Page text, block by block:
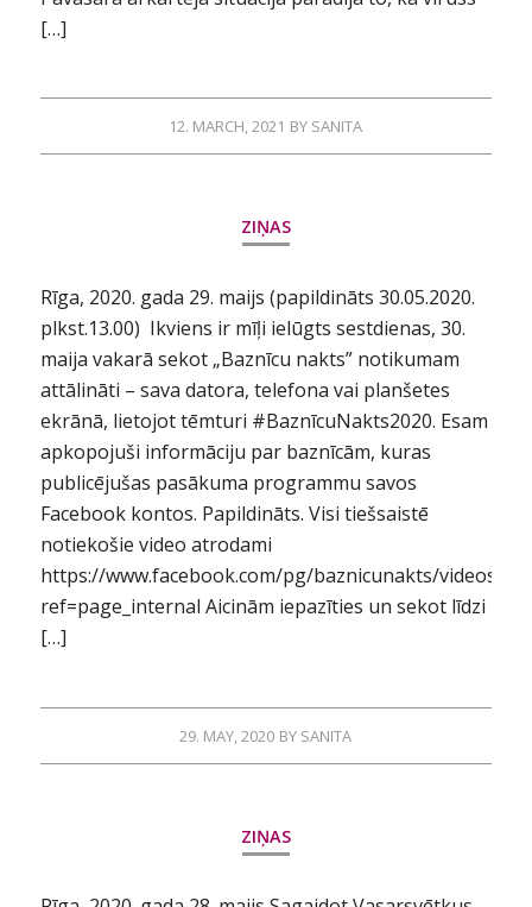
[…]
12. MARCH, 2021 BY SANITA
ZIŅAS
Rīga, 2020. gada 29. maijs (papildināts 30.05.2020.
plkst.13.00) Ikviens ir mīļi ielūgts sestdienas, 30.
maija vakarā sekot „Baznīcu nakts” notikumam
attālināti – sava datora, telefona vai planšetes
ekrānā, lietojot tēmturi #BaznīcuNakts2020. Esam
apkopojuši informāciju par baznīcām, kuras
publicējušas pasākuma programmu savos
Facebook kontos. Papildināts. Visi tiešsaistē
notiekošie video atrodami
https://www.facebook.com/pg/baznicunakts/videos/?
ref=page_internal Aicinām iepazīties un sekot līdzi
[…]
29. MAY, 2020 BY SANITA
ZIŅAS